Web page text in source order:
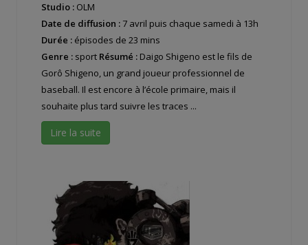
Studio : OLM
Date de diffusion : 7 avril puis chaque samedi à 13h
Durée : épisodes de 23 mins
Genre : sport Résumé : Daigo Shigeno est le fils de
Gorô Shigeno, un grand joueur professionnel de
baseball. Il est encore à l’école primaire, mais il
souhaite plus tard suivre les traces ...
Lire la suite